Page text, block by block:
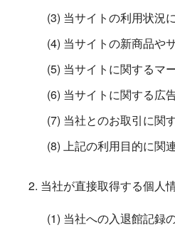
(3) 当サイトの利用状況
(4) 当サイトの新商品や
(5) 当サイトに関するマ
(6) 当サイトに関する広
(7) 当社とのお取引に関
(8) 上記の利用目的に関
当社が直接取得する個人
(1) 当社への入退館記録